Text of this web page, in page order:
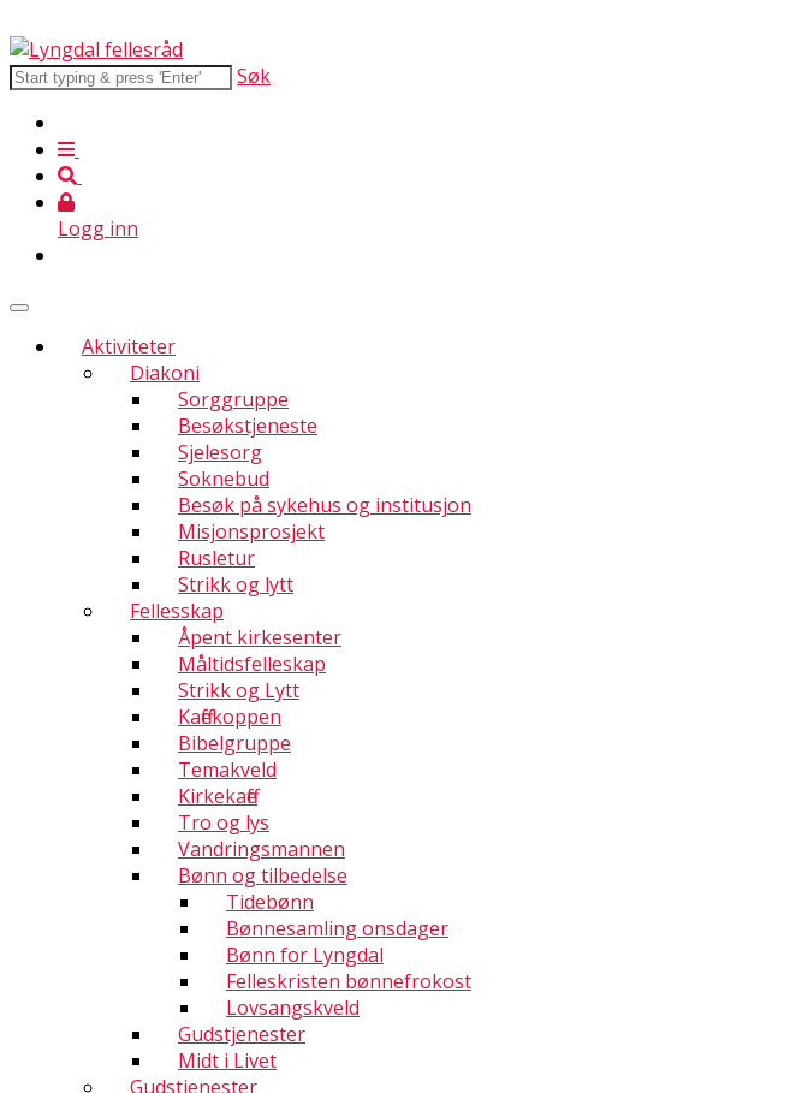
Søk
Logg inn
Aktiviteter
Diakoni
Sorggruppe
Besøkstjeneste
Sjelesorg
Soknebud
Besøk på sykehus og institusjon
Misjonsprosjekt
Rusletur
Strikk og lytt
Fellesskap
Åpent kirkesenter
Måltidsfelleskap
Strikk og Lytt
Kaffekoppen
Bibelgruppe
Temakveld
Kirkekaffe
Tro og lys
Vandringsmannen
Bønn og tilbedelse
Tidebønn
Bønnesamling onsdager
Bønn for Lyngdal
Felleskristen bønnefrokost
Lovsangskveld
Gudstjenester
Midt i Livet
Gudstjenester